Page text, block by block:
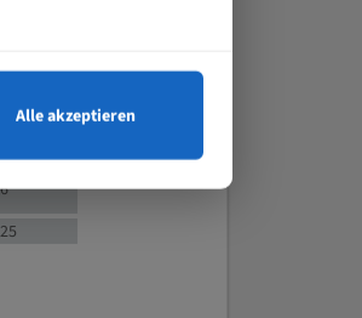
Alle akzeptieren